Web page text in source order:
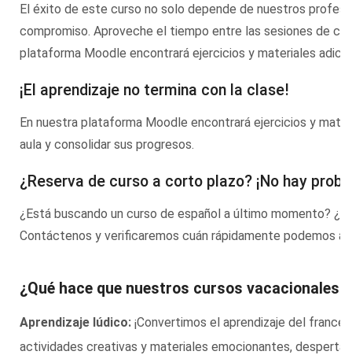
El éxito de este curso no solo depende de nuestros
compromiso. Aproveche el tiempo entre las sesiones de
plataforma Moodle encontrará ejercicios y materiales
¡El aprendizaje no termina con la clase!
En nuestra plataforma Moodle encontrará ejercicios y
aula y consolidar sus progresos.
¿Reserva de curso a corto plazo? ¡No hay
¿Está buscando un curso de español a último momento?
Contáctenos y verificaremos cuán rápidamente podemos
¿Qué hace que nuestros cursos vacacionales
Aprendizaje lúdico: ¡Convertimos el aprendizaje del
actividades creativas y materiales emocionantes,